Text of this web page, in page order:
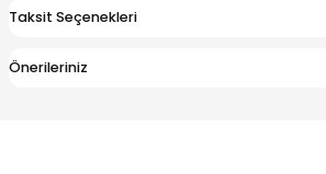
Taksit Seçenekleri
Önerileriniz